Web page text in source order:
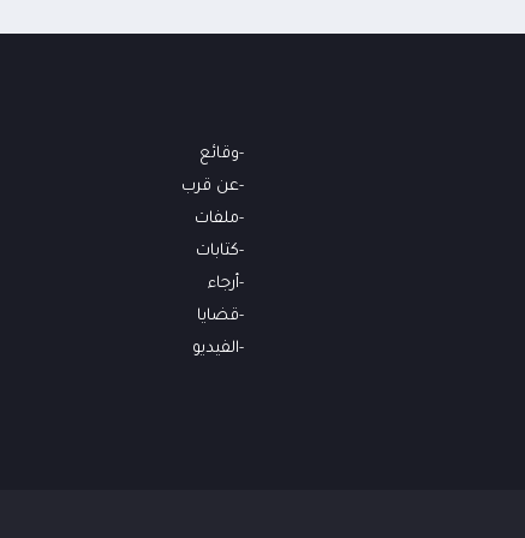
وقائع
عن قرب
ملفات
كتابات
أرجاء
قضايا
الفيديو